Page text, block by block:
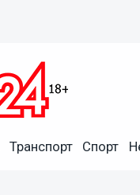
Транспорт Спорт